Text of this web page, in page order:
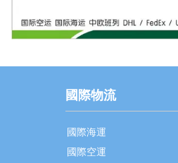
國際物流
國際海運
國際空運